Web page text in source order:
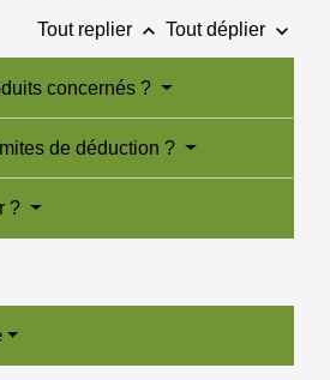
Tout replier keyboard_arrow_up Tout déplier keyboard_arrow_down
concernés ?
de déduction ?
?